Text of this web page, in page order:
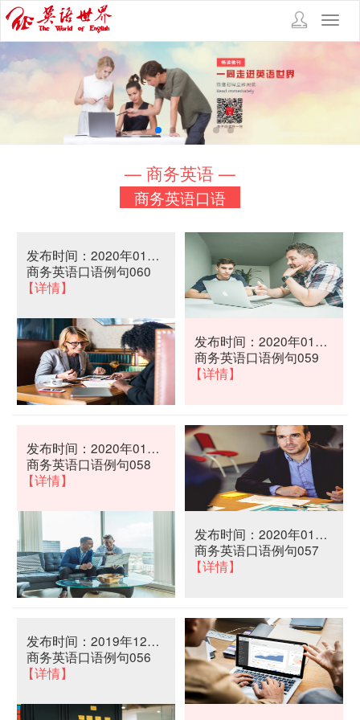
— 商务英语 —
商务英语口语
发布时间：2020年01月08日
商务英语口语例句060
【详情】
发布时间：2020年01月06日
商务英语口语例句059
【详情】
发布时间：2020年01月03日
商务英语口语例句058
【详情】
发布时间：2020年01月02日
商务英语口语例句057
【详情】
发布时间：2019年12月30日
商务英语口语例句056
【详情】